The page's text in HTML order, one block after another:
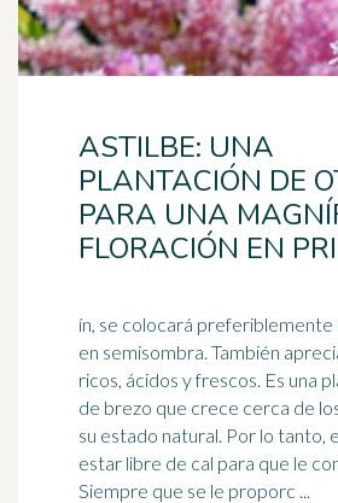
ASTILBE: UNA
PLANTACIÓN DE
PARA UNA
FLORACIÓN EN
ín, se colocará preferiblemente
en semisombra. También aprecia los suelos
ricos, ácidos y frescos. Es una
de brezo que crece cerca de
su estado natural. Por lo tanto,
estar libre de cal para que le
Siempre que se le proporc ...